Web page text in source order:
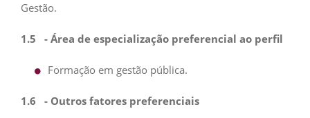
Gestão.
1.5 - Área de especialização preferencial ao perfil
Formação em gestão pública.
1.6 - Outros fatores preferenciais